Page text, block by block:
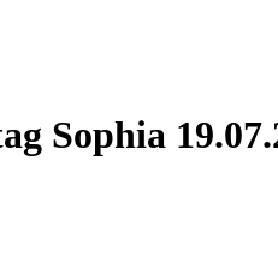
Sophia